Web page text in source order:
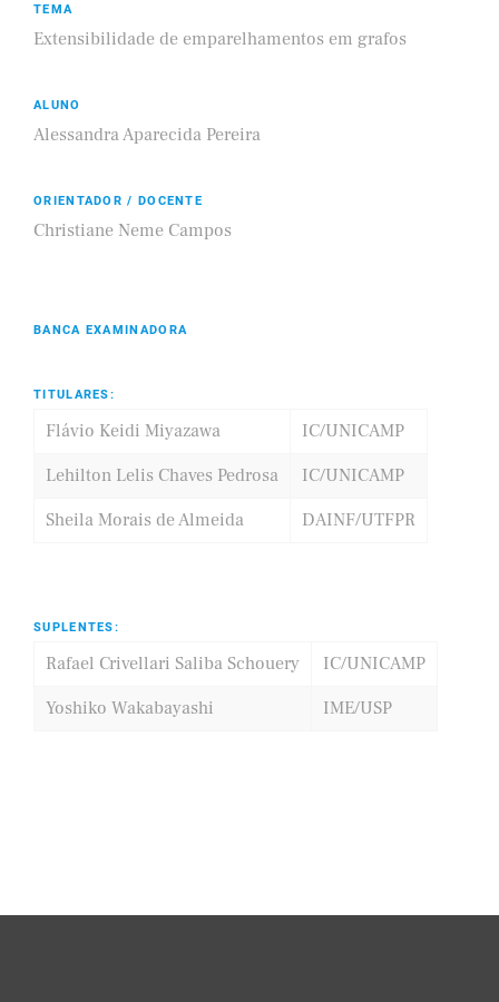
TEMA
Extensibilidade de emparelhamentos em grafos
ALUNO
Alessandra Aparecida Pereira
ORIENTADOR / DOCENTE
Christiane Neme Campos
BANCA EXAMINADORA
TITULARES:
Flávio Keidi Miyazawa
IC/UNICAMP
Lehilton Lelis Chaves Pedrosa
IC/UNICAMP
Sheila Morais de Almeida
DAINF/UTFPR
SUPLENTES:
Rafael Crivellari Saliba Schouery
IC/UNICAMP
Yoshiko Wakabayashi
IME/USP